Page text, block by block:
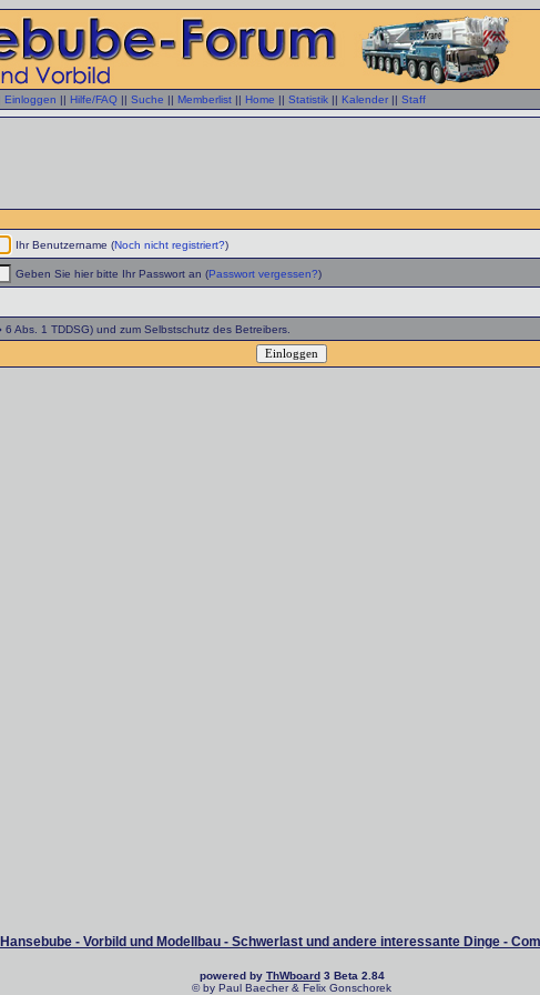
Einloggen || Hilfe/FAQ || Suche || Memberlist || Home || Statistik || Kalender || Staff
Ihr Benutzername (Noch nicht registriert?)
Geben Sie hier bitte Ihr Passwort an (Passwort vergessen?)
Abs. 1 TDDSG) und zum Selbstschutz des Betreibers.
Hansebube - Vorbild und Modellbau - Schwerlast und andere interessante Dinge -
powered by ThWboard3 Beta 2.84
© by Paul Baecher & Felix Gonschorek